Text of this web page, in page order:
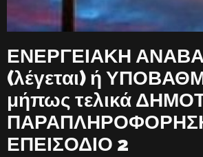
ΕΝΕΡΓΕΙΑΚΗ
(λέγεται) ή
μήπως τελικά
ΕΠΕΙΣΟΔΙΟ 2